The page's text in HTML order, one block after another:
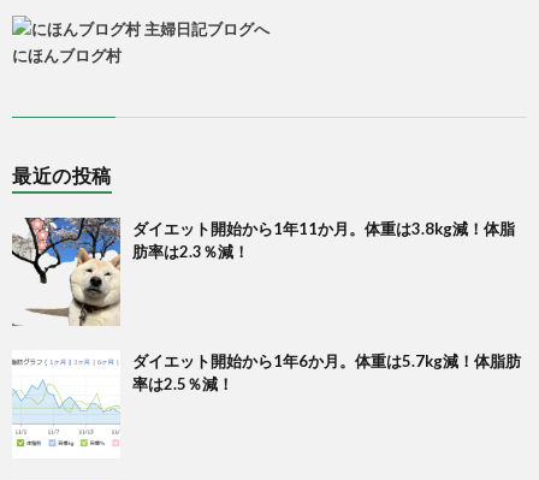
にほんブログ村
最近の投稿
ダイエット開始から1年11か月。体重は3.8kg減！体脂
肪率は2.3％減！
ダイエット開始から1年6か月。体重は5.7kg減！体脂肪
率は2.5％減！